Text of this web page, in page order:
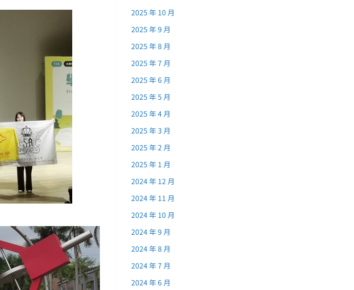
2025 年 10 月
2025 年 9 月
2025 年 8 月
2025 年 7 月
2025 年 6 月
2025 年 5 月
2025 年 4 月
2025 年 3 月
2025 年 2 月
2025 年 1 月
2024 年 12 月
2024 年 11 月
2024 年 10 月
2024 年 9 月
2024 年 8 月
2024 年 7 月
2024 年 6 月